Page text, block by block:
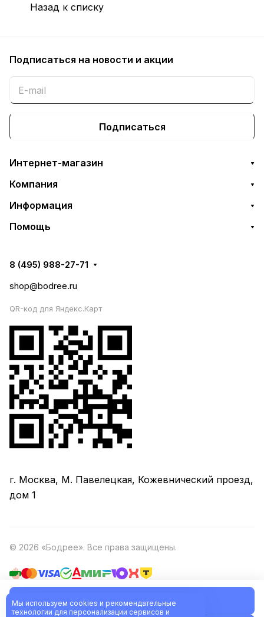
В корзину
Назад к списку
Подписаться на новости и акции
Подписаться
Интернет-магазин
Компания
Информация
Помощь
8 (495) 988-27-71
shop@bodree.ru
QR-код для Яндекс.Карт
г. Москва, М. Павелецкая, Кожевнический проезд,
дом 1
© 2026 «Бодрее». Все права защищены.
Политика обработки персональных данных
Мы используем cookies и рекомендательные
технологии для персонализации сервисов и